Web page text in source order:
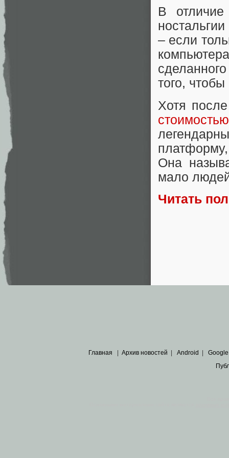
В
– если
того, чтобы
Хотя
Она
мало
Читать
Главная | Архив новостей | Android | Google